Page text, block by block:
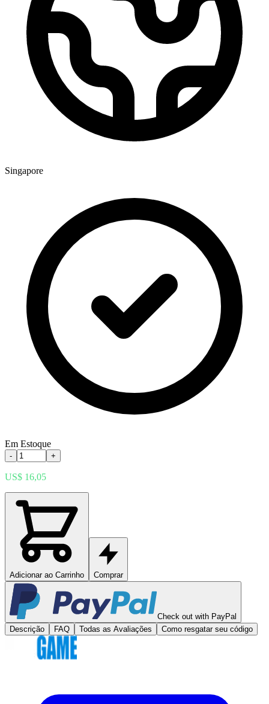
Singapore
Em Estoque
- +
US$ 16,05
Adicionar ao Carrinho Comprar
Check out with PayPal
Descrição
FAQ Todas as Avaliações Como resgatar seu código